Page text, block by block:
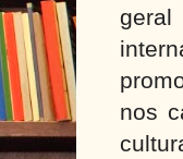
geral
nos